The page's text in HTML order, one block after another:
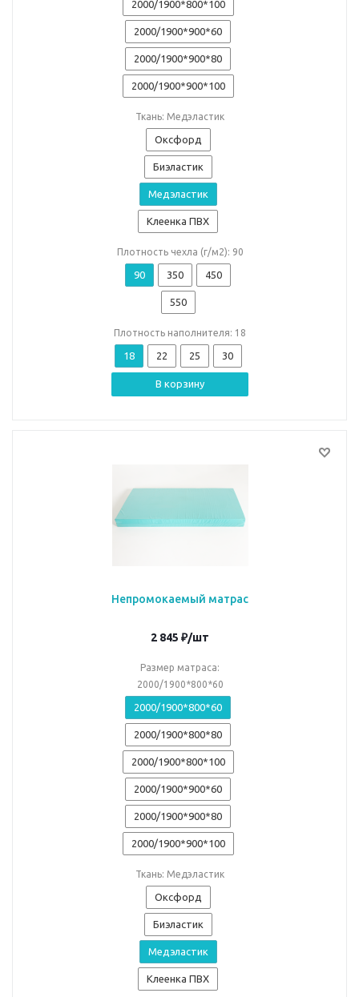
2000/1900*800*100
2000/1900*900*60
2000/1900*900*80
2000/1900*900*100
Ткань: Медэластик
Оксфорд
Биэластик
Медэластик
Клеенка ПВХ
Плотность чехла (г/м2): 90
90 350 450
550
Плотность наполнителя: 18
18 22 25 30
В корзину
Непромокаемый матрас
2 845 ₽/шт
Размер матраса:
2000/1900*800*60
2000/1900*800*60
2000/1900*800*80
2000/1900*800*100
2000/1900*900*60
2000/1900*900*80
2000/1900*900*100
Ткань: Медэластик
Оксфорд
Биэластик
Медэластик
Клеенка ПВХ